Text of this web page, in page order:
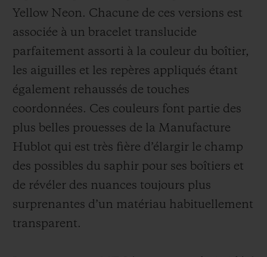
Yellow Neon. Chacune de ces versions est
associée à un bracelet translucide
parfaitement assorti à la couleur du boîtier,
les aiguilles et les repères appliqués étant
également rehaussés de touches
coordonnées. Ces couleurs font partie des
plus belles prouesses de la Manufacture
Hublot qui est très fière d’élargir le champ
des possibles du saphir pour ses boîtiers et
de révéler des nuances toujours plus
surprenantes d’un matériau habituellement
transparent.